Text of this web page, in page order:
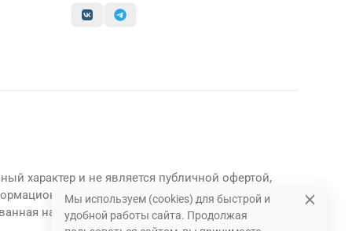
характер и не является публичной офертой,
характер и являются
на данном сайте информация может быть
Мы используем (cookies) для быстрой и
удобной работы сайта. Продолжая